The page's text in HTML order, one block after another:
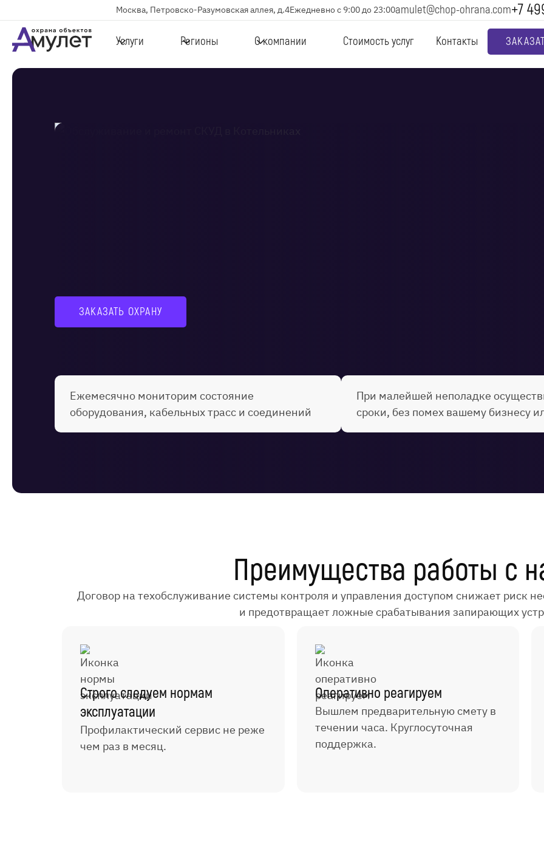
Москва, Петровско-Разумовская аллея, д.4Ежедневно с 9:00 до 23:00amulet@chop-ohrana.com+7
Услуги Регионы О компании Стоимость услуг Контакты
ЗАКАЗАТЬ ОХРАНУ
Ежемесячно мониторим состояние
оборудования, кабельных трасс и соединений
При малейшей неполадке
сроки, без помех вашему бизнесу
Преимущества работы с
Договор на техобслуживание системы контроля и управления доступом снижает риск
и предотвращает ложные срабатывания запирающих
Строго следуем нормам
эксплуатации
Профилактический сервис не реже
чем раз в месяц.
Оперативно реагируем
Вышлем предварительную смету в
течении часа. Круглосуточная
поддержка.